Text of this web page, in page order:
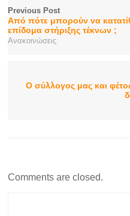
Previous Post
Από πότε μπορούν να
επίδομα στήριξης τέκνων ;
Ανακοινώσεις
Ο σύλλογος μας και
Comments are closed.